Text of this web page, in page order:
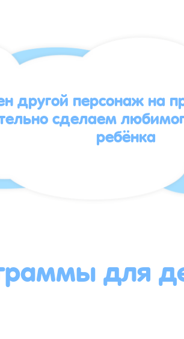
другой персонаж на
сделаем
ребёнка
для